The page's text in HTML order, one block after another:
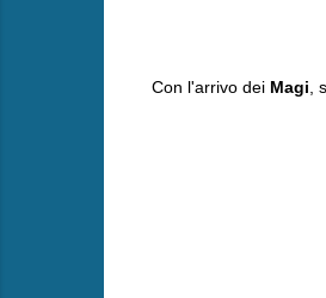
Con l'arrivo dei Magi ,